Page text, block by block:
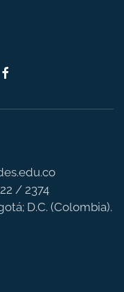
/ 2374
D.C. (Colombia).